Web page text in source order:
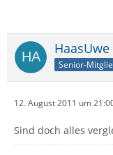
HaasUwe
Senior-
12. August 2011 um
Sind doch alles